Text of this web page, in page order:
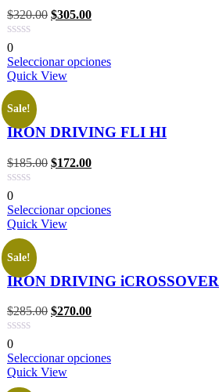
$320.00 $305.00
0
Seleccionar opciones
Quick View
Sale!
IRON DRIVING FLI HI
$185.00 $172.00
0
Seleccionar opciones
Quick View
Sale!
IRON DRIVING iCROSSOVER
$285.00 $270.00
0
Seleccionar opciones
Quick View